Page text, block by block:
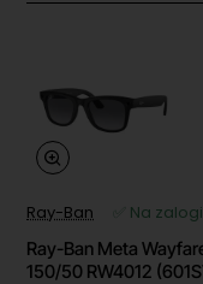
Ray-Ban
✅ Na zalogi
Ray-Ban Meta
150/50 RW4012